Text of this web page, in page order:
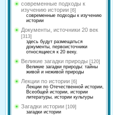
современные подходы к
изучению истории [6]
современные подходы к изучению
истории
Документы, источники 20 век
[313]
здесь будут размещаться
документы, первоисточники
относящиеся к 20 веку.
Великие загадки природы [120]
Великие загадки природы: тайны
живой и неживой природы
Лекции по истории [6]
Лекции по Отечественной истории,
Всеобщей истории, истории
литературы, истории культуры
Загадки истории [109]
загадки истории